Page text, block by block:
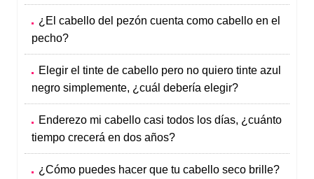
¿El cabello del pezón cuenta como cabello en el
pecho?
Elegir el tinte de cabello pero no quiero tinte azul
negro simplemente, ¿cuál debería elegir?
Enderezo mi cabello casi todos los días, ¿cuánto
tiempo crecerá en dos años?
¿Cómo puedes hacer que tu cabello seco brille?